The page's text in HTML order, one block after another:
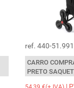
ref. 440-
CARRO
PRETO